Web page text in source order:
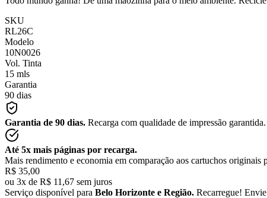
SKU
RL26C
Modelo
10N0026
Vol. Tinta
15 mls
Garantia
90 dias
Garantia de 90 dias. Recarga com qualidade de impressão garantida.
Até 5x mais páginas por recarga.
Mais rendimento e economia em comparação aos cartuchos originais
R$ 35,00
ou 3x de R$ 11,67 sem juros
Serviço disponível para Belo Horizonte e Região. Recarregue! Envie